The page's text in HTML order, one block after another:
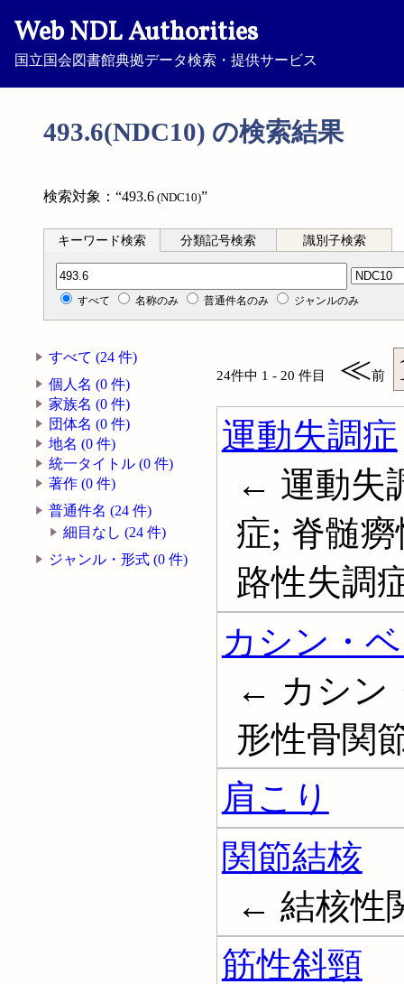
Web NDL Authorities
国立国会図書館典拠データ検索・提供サービス
493.6(NDC10) の検索結果
検索対象：“493.6 (NDC10)”
キーワード検索 分類記号検索 識別子検索
分類記号検索
すべて 名称のみ 普通件名のみ ジャンルのみ
すべて (24 件)
個人名 (0 件)
家族名 (0 件)
団体名 (0 件)
地名 (0 件)
統一タイトル (0 件)
著作 (0 件)
普通件名 (24 件)
細目なし (24 件)
ジャンル・形式 (0 件)
24件中 1 - 20 件目 ≪前
運動失調症
← 運動失
症; 脊髄
路性失調
カシン・
← カシン
形性骨関
肩こり
関節結核
← 結核性
筋性斜頸